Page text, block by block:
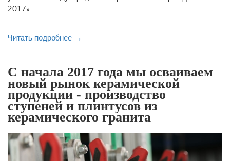
2017».
Читать подробнее →
С начала 2017 года мы осваиваем
новый рынок керамической
продукции - производство
ступеней и плинтусов из
керамического гранита